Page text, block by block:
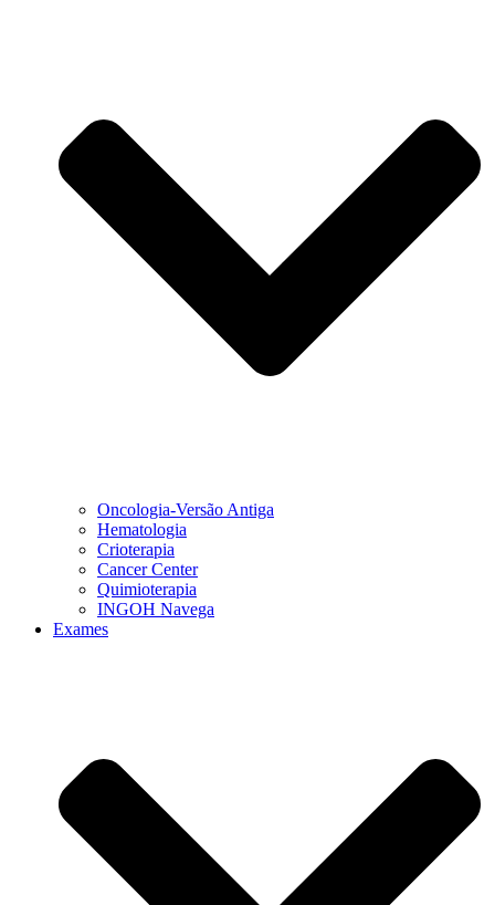
Oncologia-Versão Antiga
Hematologia
Crioterapia
Cancer Center
Quimioterapia
INGOH Navega
Exames